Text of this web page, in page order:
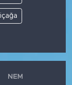
NEM